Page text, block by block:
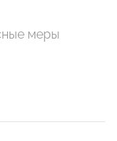
меры